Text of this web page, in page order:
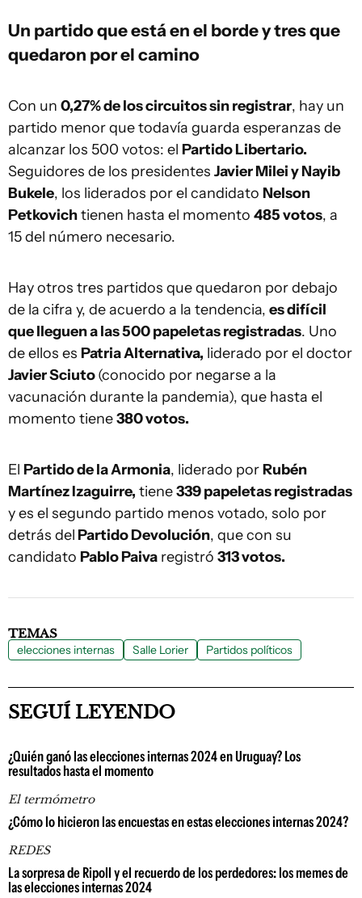
Un partido que está en el borde y tres que
quedaron por el camino
Con un 0,27% de los circuitos sin registrar, hay un
partido menor que todavía guarda esperanzas de
alcanzar los 500 votos: el Partido Libertario.
Seguidores de los presidentes Javier Milei y Nayib
Bukele, los liderados por el candidato Nelson
Petkovichtienen hasta el momento 485 votos, a
15 del número necesario.
Hay otros tres partidos que quedaron por debajo
de la cifra y, de acuerdo a la tendencia, es difícil
que lleguen a las 500 papeletas registradas. Uno
de ellos es Patria Alternativa, liderado por el doctor
Javier Sciuto(conocido por negarse a la
vacunación durante la pandemia), que hasta el
momento tiene380 votos.
El Partido de la Armonia, liderado porRubén
Martínez Izaguirre, tiene339 papeletas registradas
y es el segundo partido menos votado, solo por
detrás del Partido Devolución, que con su
candidato Pablo Paiva registró 313 votos.
TEMAS
elecciones internas Salle Lorier Partidos políticos
SEGUÍ LEYENDO
¿Quién ganó las elecciones internas 2024 en Uruguay? Los
resultados hasta el momento
El termómetro
¿Cómo lo hicieron las encuestas en estas elecciones internas 2024?
REDES
La sorpresa de Ripoll y el recuerdo de los perdedores: los memes de
las elecciones internas 2024